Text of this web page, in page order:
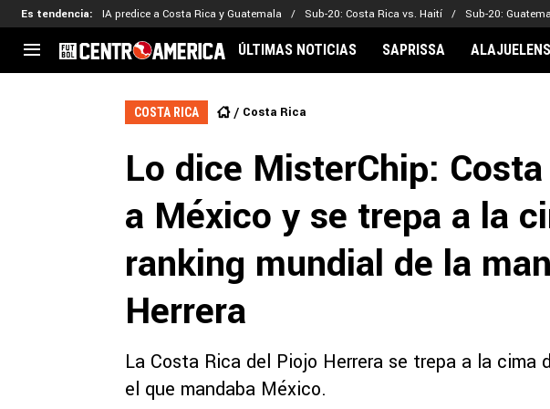
Es tendencia: IA predice a Costa Rica y Guatemala Sub-20: Costa Rica vs. Haití Sub-20:
CENTROAMÉRICA
El Salvador
CONCACAF
Liga de Naciones
Copa de Campeones
Copa Centroamericana
MLS
Kervin Arriaga
Adalberto Carrasquilla
Nathaniel Méndez-Laing
ÚLTIMAS NOTICIAS SAPRISSA
COSTA RICA Costa Rica
Lo dice MisterChip:
a México y se trepa a la
ranking mundial de la
Herrera
La Costa Rica del Piojo Herrera se trepa a la cima
el que mandaba México.